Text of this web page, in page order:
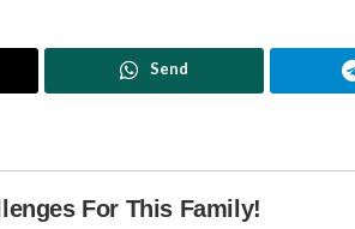
Send